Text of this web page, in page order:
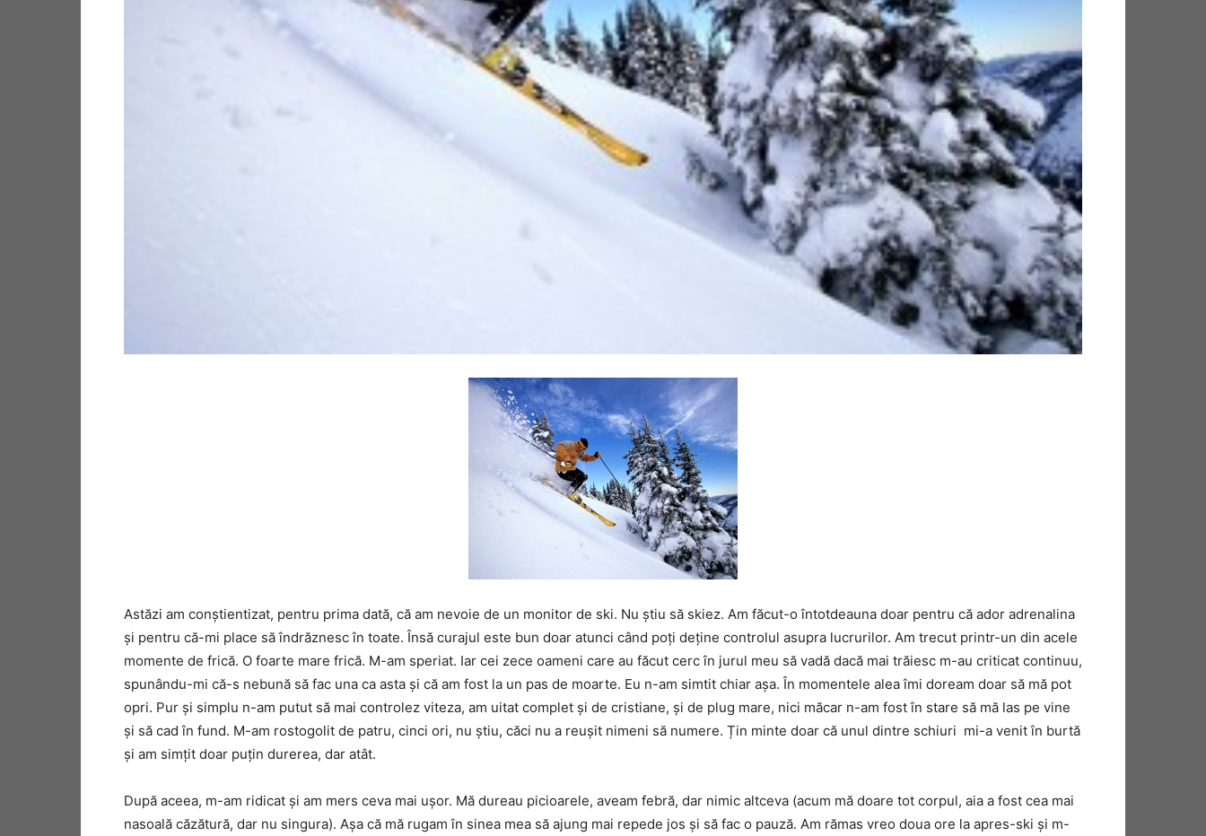
Astăzi am conștientizat, pentru prima dată, că am nevoie de un monitor de ski. Nu știu să skiez. Am făcut-o întotdeauna doar pentru că ador adrenalina
și pentru că-mi place să îndrăznesc în toate. Însă curajul este bun doar atunci când poți deține controlul asupra lucrurilor. Am trecut printr-un din acele
momente de frică. O foarte mare frică. M-am speriat. Iar cei zece oameni care au făcut cerc în jurul meu să vadă dacă mai trăiesc m-au criticat continuu,
spunându-mi că-s nebună să fac una ca asta și că am fost la un pas de moarte. Eu n-am simtit chiar așa. În momentele alea îmi doream doar să mă pot
opri. Pur și simplu n-am putut să mai controlez viteza, am uitat complet și de cristiane, și de plug mare, nici măcar n-am fost în stare să mă las pe vine
și să cad în fund. M-am rostogolit de patru, cinci ori, nu știu, căci nu a reușit nimeni să numere. Țin minte doar că unul dintre schiuri mi-a venit în burtă
și am simțit doar puțin durerea, dar atât.
După aceea, m-am ridicat și am mers ceva mai ușor. Mă dureau picioarele, aveam febră, dar nimic altceva (acum mă doare tot corpul, aia a fost cea mai
nasoală căzătură, dar nu singura). Așa că mă rugam în sinea mea să ajung mai repede jos și să fac o pauză. Am rămas vreo doua ore la apres-ski și m-